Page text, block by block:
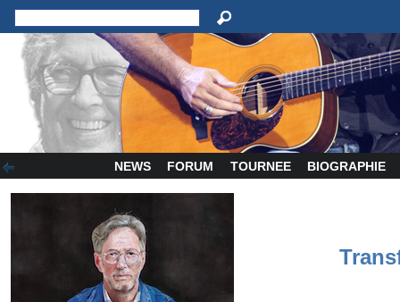
NEWS FORUM TOURNEE BIOGRAPHIE